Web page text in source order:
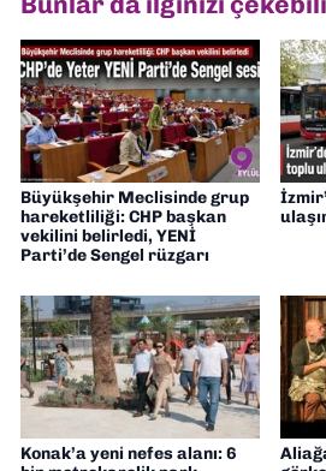
Gazetesi'nde
Büyükşehir Meclisinde grup
hareketliliği: CHP başkan
vekilini belirledi, YENİ
Parti’de Sengel rüzgarı
Konak’a yeni nefes alanı: 6